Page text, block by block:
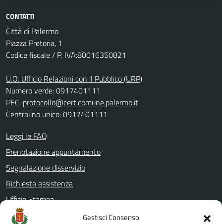
Gestisci Consenso
CONTATTI
Città di Palermo
Piazza Pretoria, 1
Codice fiscale / P. IVA:80016350821
U.O. Ufficio Relazioni con il Pubblico (URP)
Numero verde: 0917401111
PEC: protocollo@cert.comune.palermo.it
Centralino unico: 0917401111
Leggi le FAQ
Prenotazione appuntamento
Segnalazione disservizio
Richiesta assistenza
Ufficio Stampa
Amministrazione Trasparente